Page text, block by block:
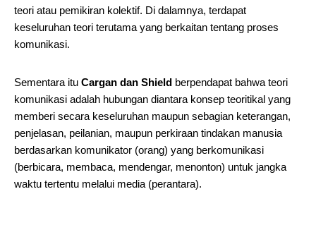
teori atau pemikiran kolektif. Di dalamnya, terdapat
keseluruhan teori terutama yang berkaitan tentang proses
komunikasi.
Sementara itu Cargan dan Shield berpendapat bahwa teori
komunikasi adalah hubungan diantara konsep teoritikal yang
memberi secara keseluruhan maupun sebagian keterangan,
penjelasan, peilanian, maupun perkiraan tindakan manusia
berdasarkan komunikator (orang) yang berkomunikasi
(berbicara, membaca, mendengar, menonton) untuk jangka
waktu tertentu melalui media (perantara).